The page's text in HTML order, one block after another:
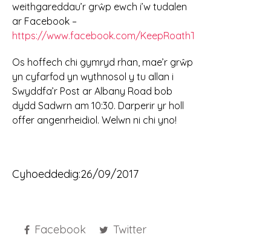
weithgareddau’r grŵp ewch i’w tudalen
ar Facebook –
https://www.facebook.com/KeepRoathTidy/
Os hoffech chi gymryd rhan, mae’r grŵp
yn cyfarfod yn wythnosol y tu allan i
Swyddfa’r Post ar Albany Road bob
dydd Sadwrn am 10:30. Darperir yr holl
offer angenrheidiol. Welwn ni chi yno!
Cyhoeddedig:26/09/2017
Facebook
Twitter